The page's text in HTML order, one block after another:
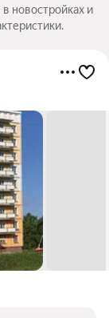
новостройках и